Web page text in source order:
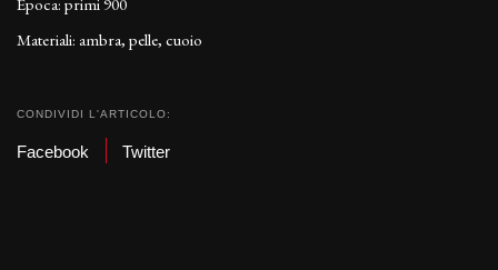
Epoca: primi 900
Materiali: ambra, pelle, cuoio
CONDIVIDI L'ARTICOLO:
Facebook Twitter